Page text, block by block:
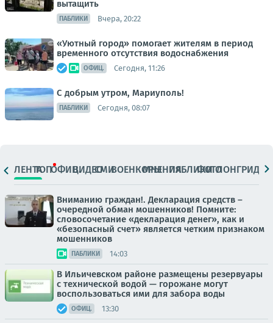
вытащить
ПАБЛИКИ Вчера, 20:22
«Уютный город» помогает жителям в период
временного отсутствия водоснабжения
ОФИЦ. Сегодня, 11:26
С добрым утром, Мариуполь!
ПАБЛИКИ Сегодня, 08:07
ЛЕНТАТОПОФИЦ.ВИДЕОСМИВОЕНКОРЫМНЕНИЯПАБЛИКИ
ФОТОЛОНГРИДЫ
Вниманию граждан!. Декларация средств –
очередной обман мошенников! Помните:
словосочетание «декларация денег», как и
«безопасный счет» является четким признаком
мошенников
ПАБЛИКИ 14:03
В Ильичевском районе размещены резервуары
с технической водой — горожане могут
воспользоваться ими для забора воды
ОФИЦ. 13:30